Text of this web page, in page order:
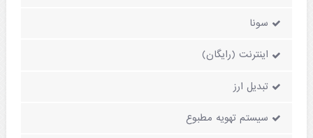
سونا
اینترنت (رایگان)
تبدیل ارز
سیستم تهویه مطبوع